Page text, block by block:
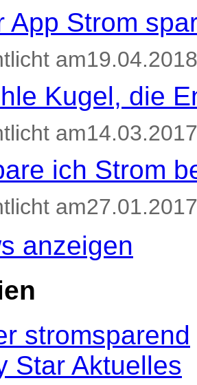
App Strom
am19.04.2018
Kugel, die
am14.03.2017
ich Strom
am27.01.2017
anzeigen
stromsparend
Star Aktuelles